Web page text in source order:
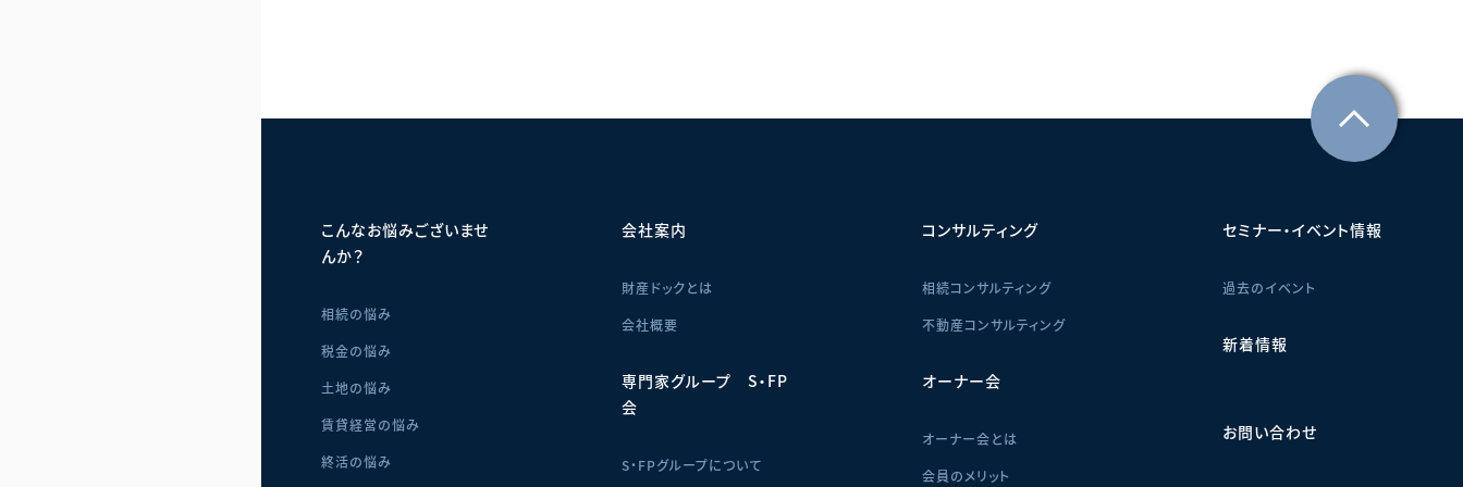
こんなお悩みございませ
んか？
相続の悩み
税金の悩み
土地の悩み
賃貸経営の悩み
終活の悩み
会社案内
財産ドックとは
会社概要
専門家グループ S・FP
会
S・FPグループについて
コンサルティング
相続コンサルティング
不動産コンサルティング
オーナー会
オーナー会とは
会員のメリット
セミナー・イベント情報
過去のイベント
新着情報
お問い合わせ